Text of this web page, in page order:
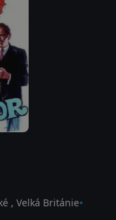
, Velká Británie